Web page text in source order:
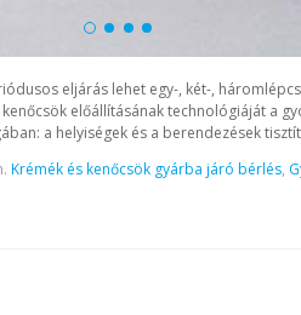
eljárás lehet egy-, két-,
előállításának technológiáját a
a helyiségek és a berendezések
Krémék és kenőcsök gyárba járó bérlés,